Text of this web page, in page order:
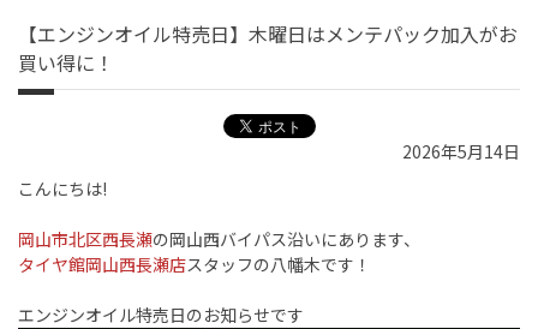
【エンジンオイル特売日】木曜日はメンテパック加入がお
買い得に！
2026年5月14日
こんにちは!
岡山市北区西長瀬の岡山西バイパス沿いにあります、
タイヤ館岡山西長瀬店スタッフの八幡木です！
エンジンオイル特売日のお知らせです